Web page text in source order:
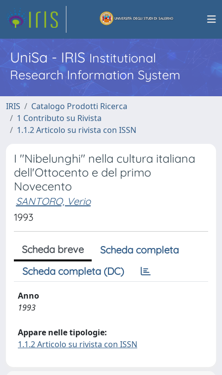
UniSa - IRISInstitutional
Research Information System
IRIS
Catalogo Prodotti Ricerca
1 Contributo su Rivista
1.1.2 Articolo su rivista con ISSN
I "Nibelunghi" nella cultura italiana
dell'Ottocento e del primo
Novecento
SANTORO, Verio
1993
Scheda breve
Scheda completa
Scheda completa (DC)
Anno
1993
Appare nelle tipologie:
1.1.2 Articolo su rivista con ISSN